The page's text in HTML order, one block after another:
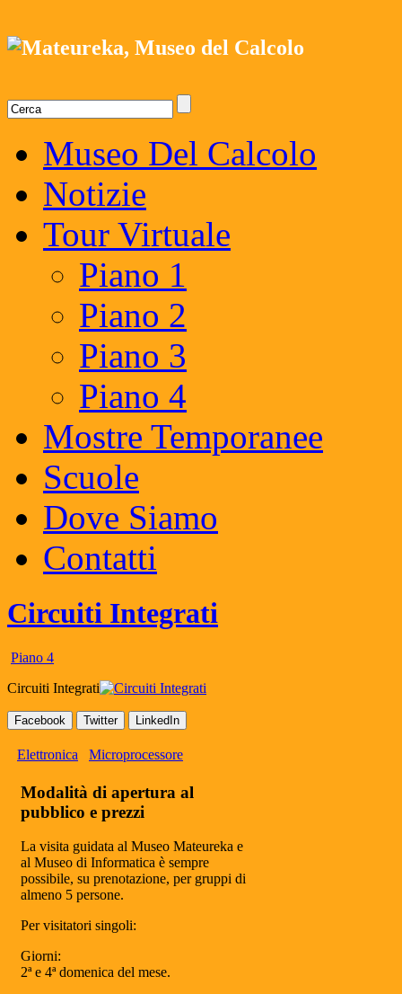
Museo Del Calcolo
Notizie
Tour Virtuale
Piano 1
Piano 2
Piano 3
Piano 4
Mostre Temporanee
Scuole
Dove Siamo
Contatti
Circuiti Integrati
Piano 4
Circuiti Integrati
Facebook Twitter LinkedIn
Elettronica Microprocessore
Modalità di apertura al
pubblico e prezzi
La visita guidata al Museo Mateureka e
al Museo di Informatica è sempre
possibile, su prenotazione, per gruppi di
almeno 5 persone.
Per visitatori singoli:
Giorni:
2ª e 4ª domenica del mese.